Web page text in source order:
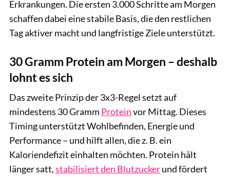
Erkrankungen. Die ersten 3.000 Schritte am Morgen
schaffen dabei eine stabile Basis, die den restlichen
Tag aktiver macht und langfristige Ziele unterstützt.
30 Gramm Protein am Morgen – deshalb
lohnt es sich
Das zweite Prinzip der 3x3-Regel setzt auf
mindestens 30 Gramm Proteinvor Mittag. Dieses
Timing unterstützt Wohlbefinden, Energie und
Performance – und hilft allen, die z. B. ein
Kaloriendefizit einhalten möchten. Protein hält
länger satt,stabilisiert den Blutzuckerund fördert